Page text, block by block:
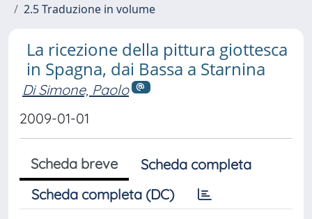
2.5 Traduzione in volume
La ricezione della pittura giottesca
in Spagna, dai Bassa a Starnina
Di Simone, Paolo
2009-01-01
Scheda breve
Scheda completa
Scheda completa (DC)